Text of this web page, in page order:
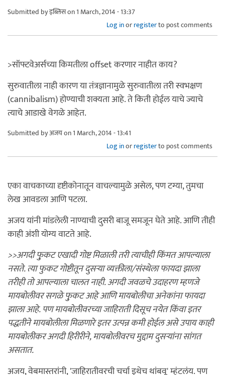
Submitted byइब्लिसon 1 March, 2014 - 13:37
Log inorregisterto post comments
>सॉफ्टवेअर्सच्या किमतीला offset करणार नाहीत काय?
सुरुवातीला नाही कारण या तंत्रज्ञानामुळे सुरुवातीला तरी स्वभक्षण
(cannibalism) होण्याची शक्यता आहे. ते किती होईल याचे ज्याचे
त्याचे आडाखे वेगळे आहेत.
Submitted byअजयon 1 March, 2014 - 13:41
Log inorregisterto post comments
एका वाचकाच्या दृष्टीकोनातून वाचल्यामुळे असेल, पण टग्या, तुमचा
लेख आवडला आणि पटला.
अजय यांनी मांडलेली नाण्याची दुसरी बाजू समजून घेते आहे. आणि तीही
काही अंशी योग्य वाटते आहे.
>>अगदी फु़कट एखादी गोष्ट मिळाली तरी त्याचीही किंमत आपल्याला
नसते. त्या फुकट गोष्टीतून दुसर्‍या व्यक्तीला/संस्थेला फायदा झाला
तरीही तो आपल्याला चालत नाही. अगदी जवळचे उदाहरण म्हणजे
मायबोलीवर सगळे फु़कट आहे आणि मायबोलीचा अनेकांना फायदा
झाला आहे. पण मायबोलीवरच्या जाहिराती दिसूच नयेत किंवा इतर
पद्धतीने मायबोलीला मिळणारे इतर उत्पन्न कमी होईल असे उपाय काही
मायबोलीकर अगदी हिरीरीने, मायबोलीवरच मुद्दाम दुसर्‍यांना सांगत
असतात.
अजय, वेबमास्तरांनी, 'जाहिरातीवरची चर्चा इथेच थांबवू' म्हंटलंय. पण